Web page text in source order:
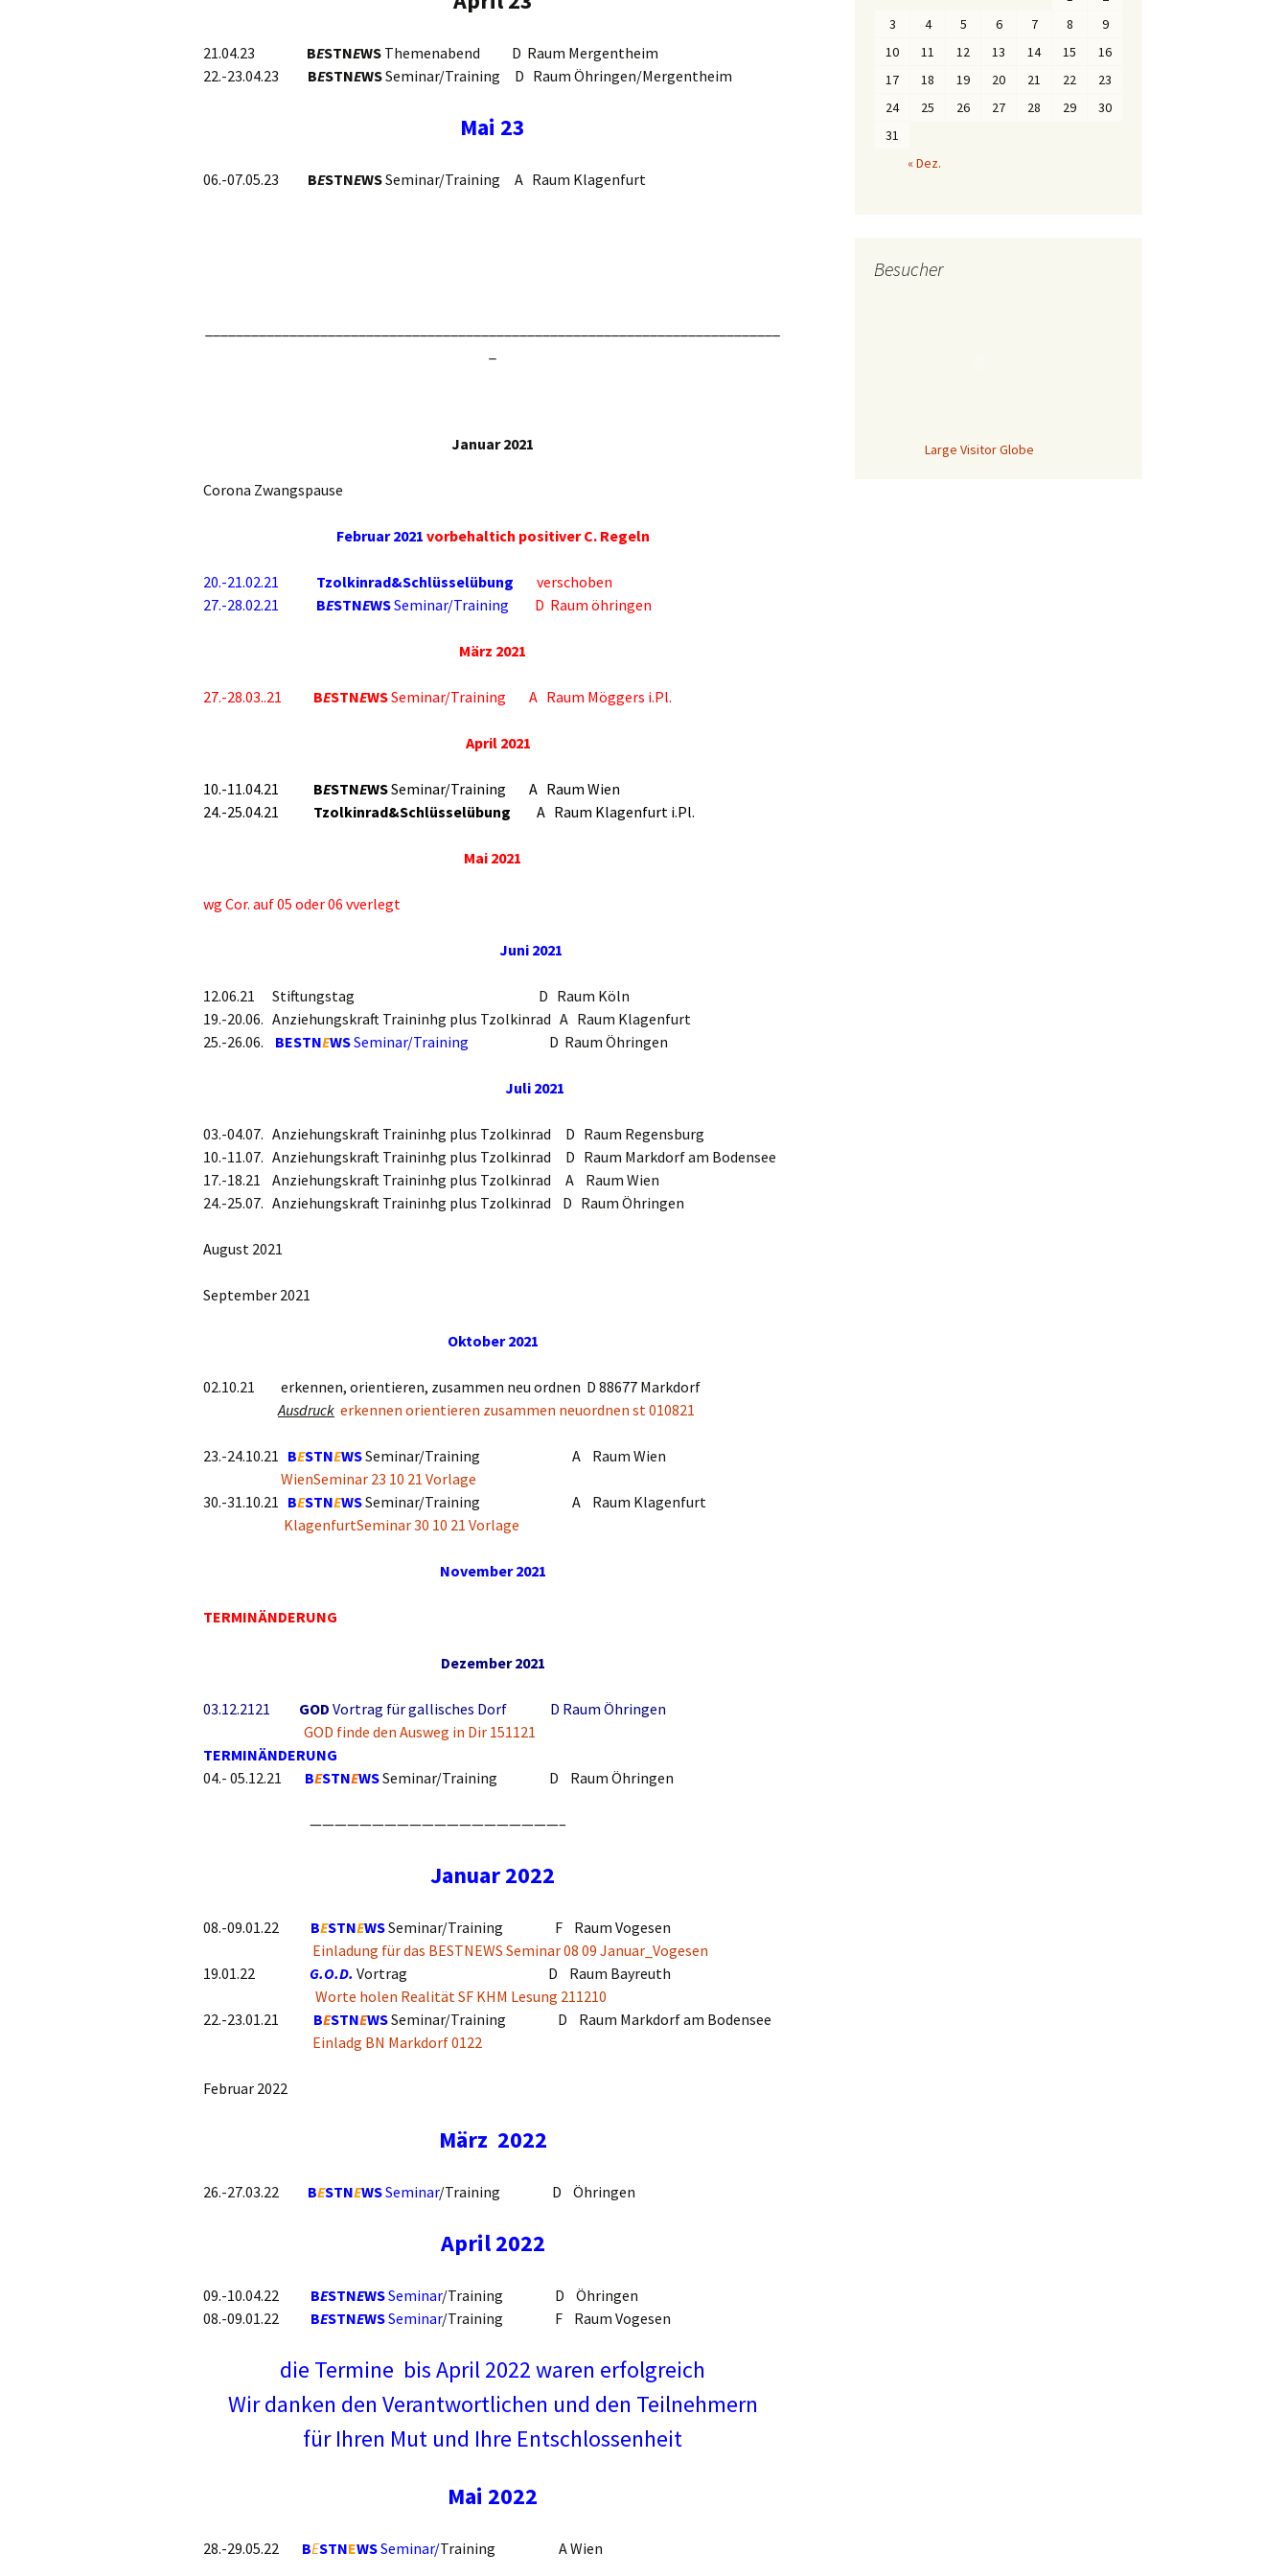
21.04.23 BESTNEWS Themenabend D Raum Mergentheim
22.-23.04.23 BESTNEWSSeminar/Training D Raum Öhringen/Mergentheim
Mai 23
06.-07.05.23 BESTNEWSSeminar/Training A Raum Klagenfurt
Januar 2021
Corona Zwangspause
Februar 2021 vorbehaltich positiver C. Regeln
20.-21.02.21 Tzolkinrad&Schlüsselübung
verschoben
27.-28.02.21 BESTNEWSSeminar/Training D Raum öhringen
März 2021
27.-28.03..21 BESTNEWSSeminar/Training A Raum Möggers i.Pl.
April 2021
10.-11.04.21 BESTNEWSSeminar/Training A Raum Wien
24.-25.04.21 Tzolkinrad&Schlüsselübung A Raum Klagenfurt i.Pl.
Mai 2021
wg Cor. auf 05 oder 06 vverlegt
Juni 2021
12.06.21 Stiftungstag D Raum Köln
19.-20.06. Anziehungskraft Traininhg plus Tzolkinrad A Raum Klagenfurt
25.-26.06. BESTNEWSSeminar/Training D Raum Öhringen
Juli 2021
03.-04.07. Anziehungskraft Traininhg plus Tzolkinrad D Raum Regensburg
10.-11.07. Anziehungskraft Traininhg plus Tzolkinrad D Raum Markdorf am Bodensee
17.-18.21 Anziehungskraft Traininhg plus Tzolkinrad A Raum Wien
24.-25.07. Anziehungskraft Traininhg plus Tzolkinrad D Raum Öhringen
August 2021
September 2021
Oktober 2021
02.10.21 erkennen, orientieren, zusammen neu ordnen D 88677 Markdorf
Ausdruck erkennen orientieren zusammen neuordnen st 010821
23.-24.10.21 BESTNEWSSeminar/Training A Raum Wien
WienSeminar 23 10 21 Vorlage
30.-31.10.21 BESTNEWSSeminar/Training A Raum Klagenfurt
KlagenfurtSeminar 30 10 21 Vorlage
November 2021
TERMINÄNDERUNG
Dezember 2021
03.12.2121 GOD Vortrag für gallisches Dorf D Raum Öhringen
GOD finde den Ausweg in Dir 151121
TERMINÄNDERUNG
04.- 05.12.21 BESTNEWSSeminar/Training D Raum Öhringen
————————————————————–
Januar 2022
08.-09.01.22 BESTNEWSSeminar/Training F Raum Vogesen
Einladung für das BESTNEWS Seminar 08 09 Januar_Vogesen
19.01.22 G.O.D. Vortrag D Raum Bayreuth
Worte holen Realität SF KHM Lesung 211210
22.-23.01.21 BESTNEWSSeminar/Training D Raum Markdorf am Bodensee
Einladg BN Markdorf 0122
Februar 2022
März 2022
26.-27.03.22 BESTNEWSSeminar/Training D Öhringen
April 2022
09.-10.04.22 BESTNEWSSeminar/Training D Öhringen
08.-09.01.22 BESTNEWSSeminar/Training F Raum Vogesen
die Termine bis April 2022 waren erfolgreich
Wir danken den Verantwortlichen und den Teilnehmern
für Ihren Mut und Ihre Entschlossenheit
Mai 2022
28.-29.05.22 BESTNEWSSeminar/Training A Wien
3
4 5 6 7 8
9
10
11 12 13 14 15
16
17
18 19 20 21 22
23
24
25 26 27 28 29
30
31
« Dez.
Besucher
Large Visitor Globe